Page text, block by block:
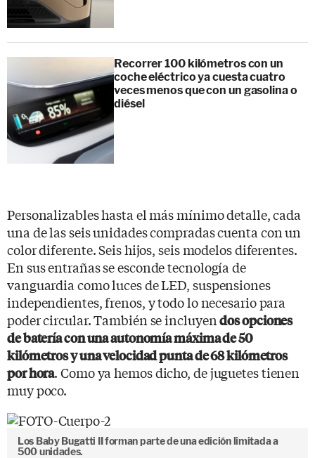
Recorrer 100 kilómetros con un
coche eléctrico ya cuesta cuatro
veces menos que con un gasolina o
diésel
Personalizables hasta el más mínimo detalle, cada
una de las seis unidades compradas cuenta con un
color diferente. Seis hijos, seis modelos diferentes.
En sus entrañas se esconde tecnología de
vanguardia como luces de LED, suspensiones
independientes, frenos, y todo lo necesario para
poder circular. También se incluyendos opciones
de batería con una autonomía máxima de 50
kilómetros y una velocidad punta de 68 kilómetros
por hora. Como ya hemos dicho, de juguetes tienen
muy poco.
Los Baby Bugatti II forman parte de una edición limitada a
500 unidades.